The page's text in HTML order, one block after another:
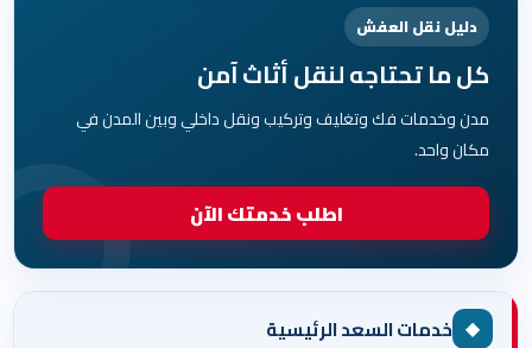
دليل نقل العفش
كل ما تحتاجه لنقل أثاث آمن
مدن وخدمات فك وتغليف وتركيب ونقل داخلي وبين المدن في
مكان واحد.
اطلب خدمتك الآن
◆ خدمات السعد الرئيسية